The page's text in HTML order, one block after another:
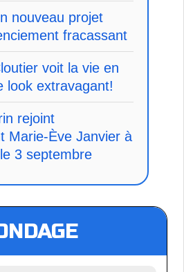
nouveau projet
fracassant
voit la vie en
look extravagant!
rejoint
Marie-Ève Janvier à
3 septembre